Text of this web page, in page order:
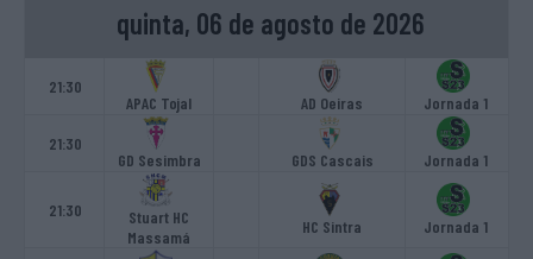
quinta, 06 de agosto de 2026
21:30
APAC Tojal
AD Oeiras
Jornada 1
21:30
GD Sesimbra
GDS Cascais Jornada 1
21:30
Stuart HC
Massamá
HC Sintra Jornada 1